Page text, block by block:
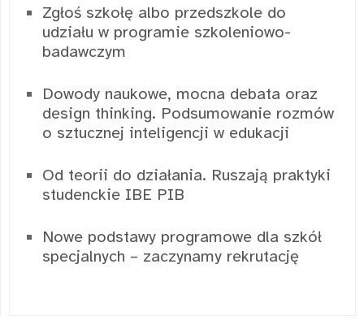
Zgłoś szkołę albo przedszkole do
udziału w programie szkoleniowo-
badawczym
Dowody naukowe, mocna debata oraz
design thinking. Podsumowanie rozmów
o sztucznej inteligencji w edukacji
Od teorii do działania. Ruszają praktyki
studenckie IBE PIB
Nowe podstawy programowe dla szkół
specjalnych – zaczynamy rekrutację